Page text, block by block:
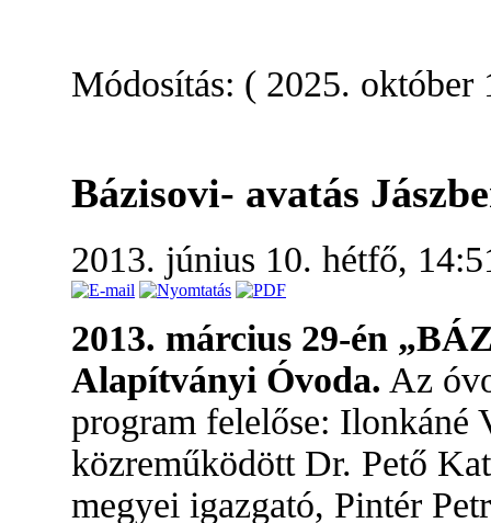
Módosítás: ( 2025. október
Bázisovi- avatás
2013. június 10. hétfő,
2013. március 29-én
Alapítványi Óvoda. Az
program felelőse: Ilonkáné
közreműködött Dr. Pető
megyei igazgató, Pintér